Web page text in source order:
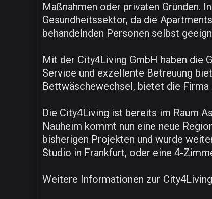
Maßnahmen oder privaten Gründen.
Gesundheitssektor, da die
behandelnden Personen selbst
Mit der City4Living GmbH haben die
Service und exzellente Betreuung
Bettwäschewechsel, bietet die
Die City4Living ist bereits im Raum
Nauheim kommt nun eine neue
bisherigen Projekten und wurde
Studio in Frankfurt, oder eine 4-
Weitere Informationen zur